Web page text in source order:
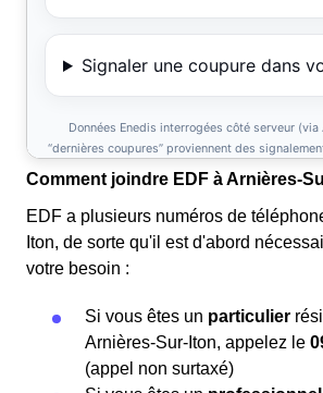
Comment joindre EDF à Arnières-
EDF a plusieurs numéros de
Iton, de sorte qu'il est d'abord
votre besoin :
Si vous êtes un particulier
Arnières-Sur-Iton, appelez le
(appel non surtaxé)